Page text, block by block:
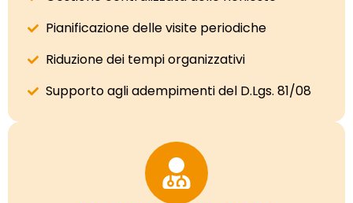
Pianificazione delle visite periodiche
Riduzione dei tempi organizzativi
Supporto agli adempimenti del D.Lgs. 81/08